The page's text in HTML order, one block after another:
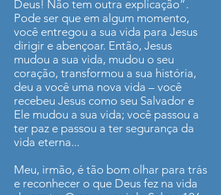
Deus! Não tem outra explicação”.
Pode ser que em algum momento,
você entregou a sua vida para Jesus
dirigir e abençoar. Então, Jesus
mudou a sua vida, mudou o seu
coração, transformou a sua história,
deu a você uma nova vida – você
recebeu Jesus como seu Salvador e
Ele mudou a sua vida; você passou a
ter paz e passou a ter segurança da
vida eterna...
Meu, irmão, é tão bom olhar para trás
e reconhecer o que Deus fez na vida